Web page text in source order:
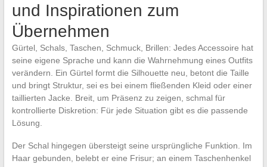
und Inspirationen zum
Übernehmen
Gürtel, Schals, Taschen, Schmuck, Brillen: Jedes Accessoire hat
seine eigene Sprache und kann die Wahrnehmung eines Outfits
verändern. Ein Gürtel formt die Silhouette neu, betont die Taille
und bringt Struktur, sei es bei einem fließenden Kleid oder einer
taillierten Jacke. Breit, um Präsenz zu zeigen, schmal für
kontrollierte Diskretion: Für jede Situation gibt es die passende
Lösung.
Der Schal hingegen übersteigt seine ursprüngliche Funktion. Im
Haar gebunden, belebt er eine Frisur; an einem Taschenhenkel